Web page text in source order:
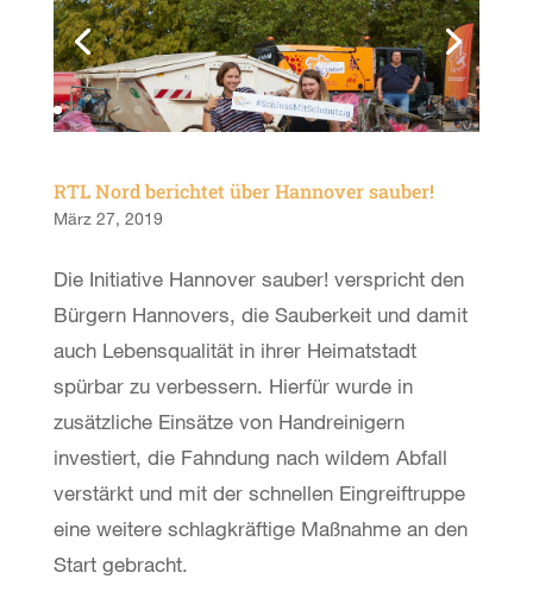
RTL Nord berichtet über Hannover sauber!
März 27, 2019
Die Initiative Hannover sauber! verspricht den
Bürgern Hannovers, die Sauberkeit und damit
auch Lebensqualität in ihrer Heimatstadt
spürbar zu verbessern. Hierfür wurde in
zusätzliche Einsätze von Handreinigern
investiert, die Fahndung nach wildem Abfall
verstärkt und mit der schnellen Eingreiftruppe
eine weitere schlagkräftige Maßnahme an den
Start gebracht.